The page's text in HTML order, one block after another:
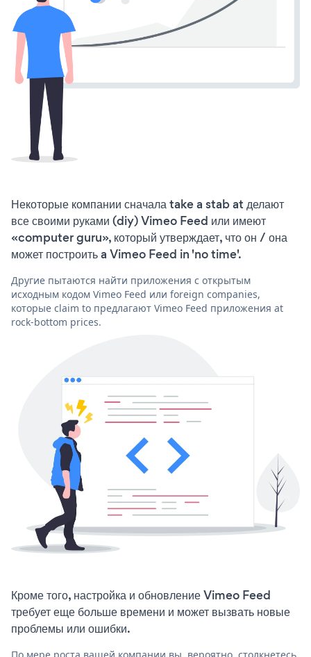
Некоторые компании сначала take a stab at делают
все своими руками (diy) Vimeo Feed или имеют
«computer guru», который утверждает, что он / она
может построить a Vimeo Feed in 'no time'.
Другие пытаются найти приложения с открытым
исходным кодом Vimeo Feed или foreign companies,
которые claim to предлагают Vimeo Feed приложения at
rock-bottom prices.
Кроме того, настройка и обновление Vimeo Feed
требует еще больше времени и может вызвать новые
проблемы или ошибки.